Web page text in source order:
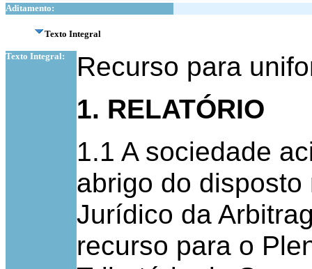
Aditamento:
Texto Integral
Texto Integral:
Recurso para
1. RELATÓRIO
1.1 A sociedade
abrigo do disposto
Jurídico da
recurso para o